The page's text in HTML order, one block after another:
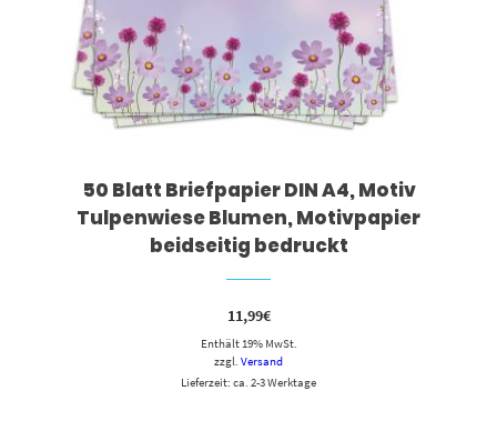
50 Blatt Briefpapier DIN A4, Motiv
Tulpenwiese Blumen, Motivpapier
beidseitig bedruckt
11,99€
Enthält 19% MwSt.
zzgl. Versand
Lieferzeit: ca. 2-3 Werktage